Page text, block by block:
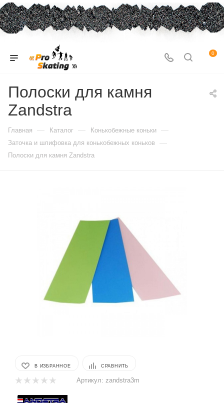
0
Полоски для камня
Zandstra
Главная — Каталог — Конькобежные коньки —
Заточка и шлифовка для конькобежных коньков —
Полоски для камня Zandstra
В ИЗБРАННОЕ СРАВНИТЬ
Артикул: zandstra3m